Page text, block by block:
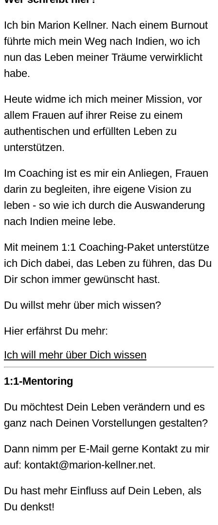
Ich bin Marion Kellner. Nach einem Burnout
führte mich mein Weg nach Indien, wo ich
nun das Leben meiner Träume verwirklicht
habe.
Heute widme ich mich meiner Mission, vor
allem Frauen auf ihrer Reise zu einem
authentischen und erfüllten Leben zu
unterstützen.
Im Coaching ist es mir ein Anliegen, Frauen
darin zu begleiten, ihre eigene Vision zu
leben - so wie ich durch die Auswanderung
nach Indien meine lebe.
Mit meinem 1:1 Coaching-Paket unterstütze
ich Dich dabei, das Leben zu führen, das Du
Dir schon immer gewünscht hast.
Du willst mehr über mich wissen?
Hier erfährst Du mehr:
Ich will mehr über Dich wissen
1:1-Mentoring
Du möchtest Dein Leben verändern und es
ganz nach Deinen Vorstellungen gestalten?
Dann nimm per E-Mail gerne Kontakt zu mir
auf: kontakt@marion-kellner.net.
Du hast mehr Einfluss auf Dein Leben, als
Du denkst!